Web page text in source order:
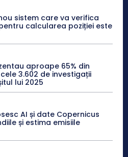
sistem care va verifica
calcularea poziției este
aproape 65% din
3.602 de investigații
lui 2025
AI și date Copernicus
și estima emisiile